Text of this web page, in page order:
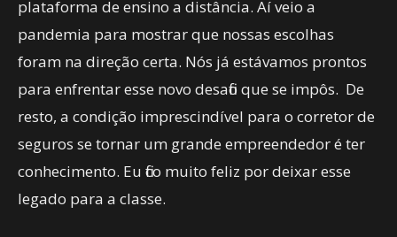
plataforma de ensino a distância. Aí veio a
pandemia para mostrar que nossas escolhas
foram na direção certa. Nós já estávamos prontos
para enfrentar esse novo desafio que se impôs. De
resto, a condição imprescindível para o corretor de
seguros se tornar um grande empreendedor é ter
conhecimento. Eu fico muito feliz por deixar esse
legado para a classe.